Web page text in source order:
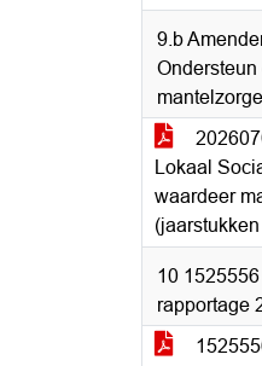
9.b
Lokaal
waardeer
10
rapportage